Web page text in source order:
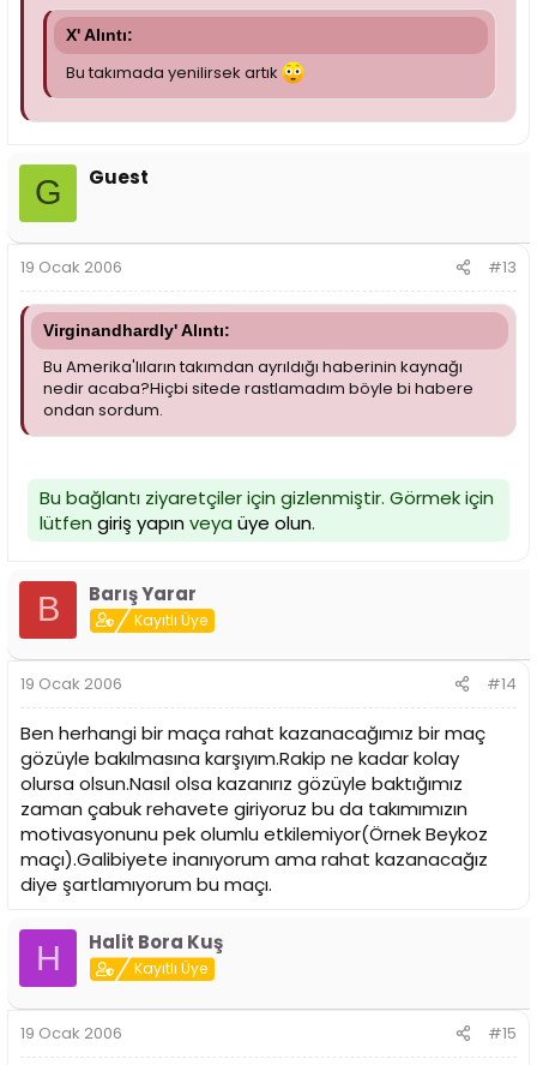
X' Alıntı:
Bu takımada yenilirsek artık
G Guest
19 Ocak 2006 #13
Virginandhardly' Alıntı:
Bu Amerika'lıların takımdan ayrıldığı haberinin kaynağı
nedir acaba?Hiçbi sitede rastlamadım böyle bi habere
ondan sordum.
Bu bağlantı ziyaretçiler için gizlenmiştir. Görmek için
lütfen giriş yapınveya üye olun.
B Barış Yarar
Kayıtlı Üye
19 Ocak 2006 #14
Ben herhangi bir maça rahat kazanacağımız bir maç
gözüyle bakılmasına karşıyım.Rakip ne kadar kolay
olursa olsun.Nasıl olsa kazanırız gözüyle baktığımız
zaman çabuk rehavete giriyoruz bu da takımımızın
motivasyonunu pek olumlu etkilemiyor(Örnek Beykoz
maçı).Galibiyete inanıyorum ama rahat kazanacağız
diye şartlamıyorum bu maçı.
H Halit Bora Kuş
Kayıtlı Üye
19 Ocak 2006 #15